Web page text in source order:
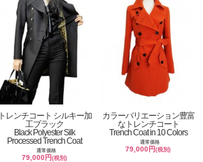
トレンチコート シルキー加
工ブラック
Black Polyester Silk
Processed Trench Coat
通常価格
79,000円(税別)
カラーバリエーション豊富
なトレンチコート
Trench Coat in 10 Colors
通常価格
79,000円(税別)